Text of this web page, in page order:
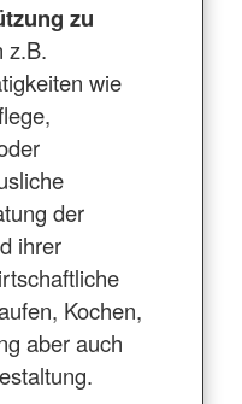
zu
z.B.
wie
der
ihrer
Kochen,
aber auch